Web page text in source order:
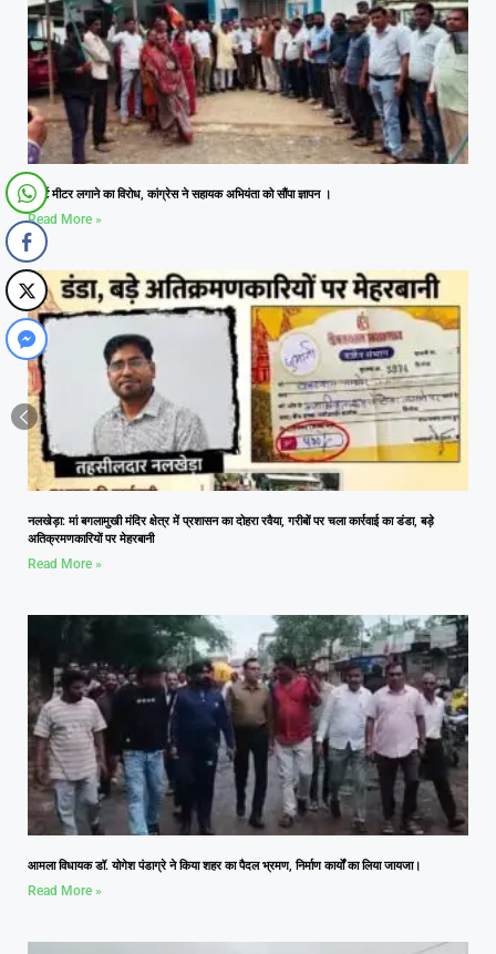
स्मार्ट मीटर लगाने का विरोध, कांग्रेस ने सहायक अभियंता को सौंपा ज्ञापन ।
Read More »
नलखेड़ा: मां बगलामुखी मंदिर क्षेत्र में प्रशासन का दोहरा रवैया, गरीबों पर चला कार्रवाई का डंडा, बड़े
अतिक्रमणकारियों पर मेहरबानी
Read More »
आमला विधायक डॉ. योगेश पंडाग्रे ने किया शहर का पैदल भ्रमण, निर्माण कार्यों का लिया जायजा।
Read More »